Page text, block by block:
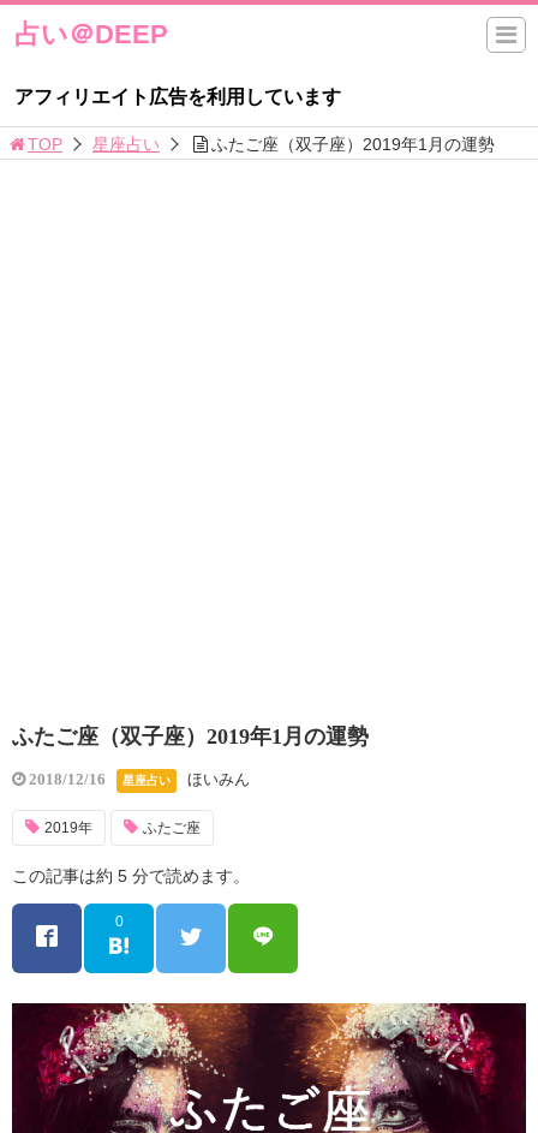
占い＠DEEP
アフィリエイト広告を利用しています
TOP 星座占い ふたご座（双子座）2019年1月の運勢
ふたご座（双子座）2019年1月の運勢
2018/12/16 星座占い ほいみん
2019年 ふたご座
この記事は約 5 分で読めます。
0